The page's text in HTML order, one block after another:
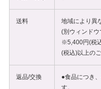
送料 地域により異
(別ウィンドウ
※5,400円(税
(税込)以上の
返品/交換
●食品につき
す。